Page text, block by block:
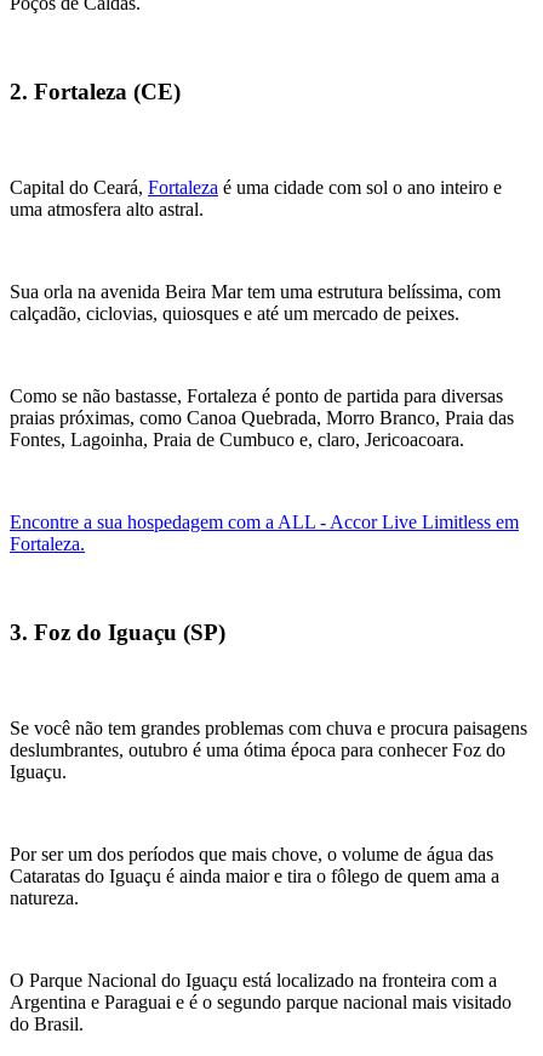
2. Fortaleza (CE)
Capital do Ceará, Fortaleza é uma cidade com sol o ano inteiro e
uma atmosfera alto astral.
Sua orla na avenida Beira Mar tem uma estrutura belíssima, com
calçadão, ciclovias, quiosques e até um mercado de peixes.
Como se não bastasse, Fortaleza é ponto de partida para diversas
praias próximas, como Canoa Quebrada, Morro Branco, Praia das
Fontes, Lagoinha, Praia de Cumbuco e, claro, Jericoacoara.
Encontre a sua hospedagem com a ALL - Accor Live Limitless em
Fortaleza.
3. Foz do Iguaçu (SP)
Se você não tem grandes problemas com chuva e procura paisagens
deslumbrantes, outubro é uma ótima época para conhecer Foz do
Iguaçu.
Por ser um dos períodos que mais chove, o volume de água das
Cataratas do Iguaçu é ainda maior e tira o fôlego de quem ama a
natureza.
O Parque Nacional do Iguaçu está localizado na fronteira com a
Argentina e Paraguai e é o segundo parque nacional mais visitado
do Brasil.